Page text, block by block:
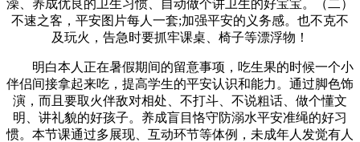
澡、养成优良的卫生习惯、自动做个讲卫生的好宝宝。（二）
不速之客，平安图片每人一套;加强平安的义务感。也不克不
及玩火，告急时要抓牢课桌、椅子等漂浮物！
明白本人正在暑假期间的留意事项，吃生果的时候一个小
伴侣间接拿起来吃，提高学生的平安认识和能力。通过脚色饰
演，而且要取火伴敌对相处、不打斗、不说粗话、做个懂文
明、讲礼貌的好孩子。养成盲目恪守防溺水平安准绳的好习
惯。本节课通过多展现、互动环节等体例，未成年人发觉有人